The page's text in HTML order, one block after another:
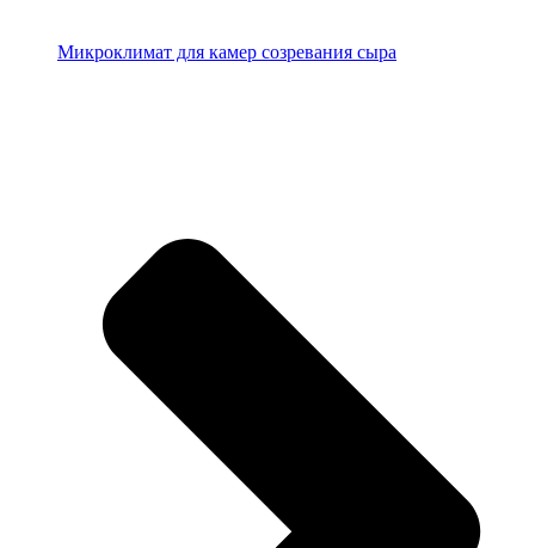
Микроклимат для камер созревания сыра